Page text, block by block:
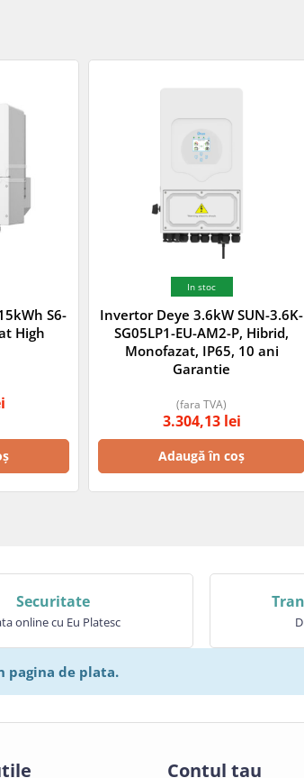
S6-
High
In stoc
Invertor Deye 3.6kW SUN-3.6K-
SG05LP1-EU-AM2-P, Hibrid,
Monofazat, IP65, 10 ani
Garantie
3.304,13 lei
(fara TVA)
Adaugă în coș
Securitate
online cu Eu Platesc
pagina de plata.
Contul tau